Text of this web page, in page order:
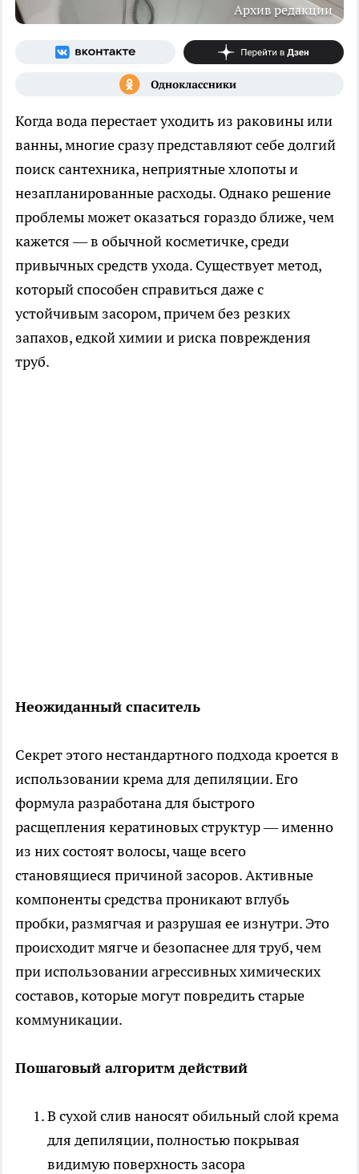
Архив редакции
Когда вода перестает уходить из раковины или
ванны, многие сразу представляют себе долгий
поиск сантехника, неприятные хлопоты и
незапланированные расходы. Однако решение
проблемы может оказаться гораздо ближе, чем
кажется — в обычной косметичке, среди
привычных средств ухода. Существует метод,
который способен справиться даже с
устойчивым засором, причем без резких
запахов, едкой химии и риска повреждения
труб.
Неожиданный спаситель
Секрет этого нестандартного подхода кроется в
использовании крема для депиляции. Его
формула разработана для быстрого
расщепления кератиновых структур — именно
из них состоят волосы, чаще всего
становящиеся причиной засоров. Активные
компоненты средства проникают вглубь
пробки, размягчая и разрушая ее изнутри. Это
происходит мягче и безопаснее для труб, чем
при использовании агрессивных химических
составов, которые могут повредить старые
коммуникации.
Пошаговый алгоритм действий
В сухой слив наносят обильный слой крема
для депиляции, полностью покрывая
видимую поверхность засора